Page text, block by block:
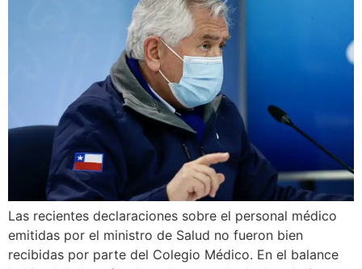
Las recientes declaraciones sobre el personal médico
emitidas por el ministro de Salud no fueron bien
recibidas por parte del Colegio Médico. En el balance